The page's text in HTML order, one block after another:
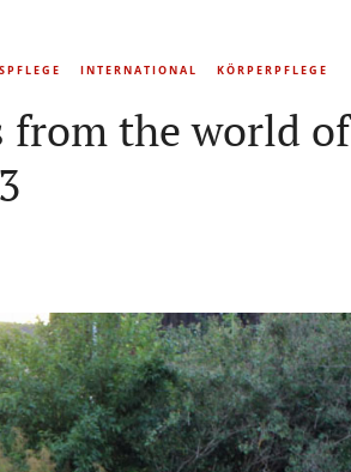
INTERNATIONAL
KÖRPERPFLEGE
from the world of